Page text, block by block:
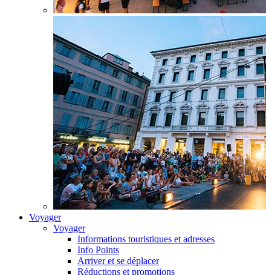
Voyager
Voyager
Informations touristiques et adresses
Info Points
Arriver et se déplacer
Réductions et promotions